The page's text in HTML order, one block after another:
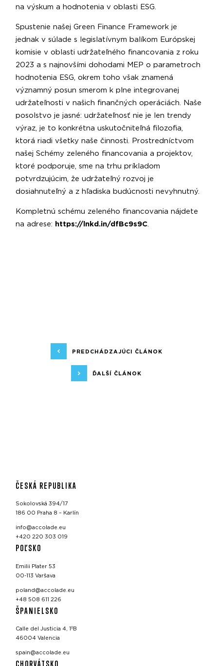
na výskum a hodnotenia v oblasti ESG.
Spustenie našej Green Finance Framework je
jednak v súlade s legislatívnym balíkom Európskej
komisie v oblasti udržateľného financovania z roku
2023 a s najnovšími dohodami MEP o parametroch
hodnotenia ESG, okrem toho však znamená
významný posun smerom k plne integrovanej
udržateľnosti v našich finančných operáciách. Naše
posolstvo je jasné: udržateľnosť nie je len trendy
výraz, je to konkrétna uskutočniteľná filozofia,
ktorá riadi všetky naše činnosti. Prostredníctvom
našej Schémy zeleného financovania a projektov,
ktoré podporuje, sme na trhu príkladom
potvrdzujúcim, že udržateľný rozvoj je
dosiahnuteľný a z hľadiska budúcnosti nevyhnutný.
Kompletnú schému zeleného financovania nájdete
na adrese: https://lnkd.in/dfBc9s9C
PREDCHÁDZAJÚCI ČLÁNOK
ĎALŠÍ ČLÁNOK
ČESKÁ REPUBLIKA
Sokolovská 394/17
186 00 Praha 8 – Karlín
info@accolade.eu
+420 220 303 019
POĽSKO
Emilii Plater 53
00-113 Varšava
poland@accolade.eu
+48 508 611 226
ŠPANIELSKO
Calle del Justicia 4, 1ºB
46004 Valencia
spain@accolade.eu
CHORVÁTSKO